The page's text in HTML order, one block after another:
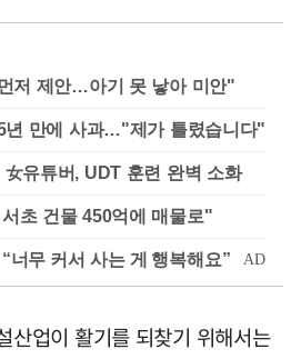
저 제안…아기 못 낳아 미안"
년 만에 사과…"제가 틀렸습니다"
유튜버, UDT 훈련 완벽 소화
초 건물 450억에 매물로"
산업이 활기를 되찾기 위해서는